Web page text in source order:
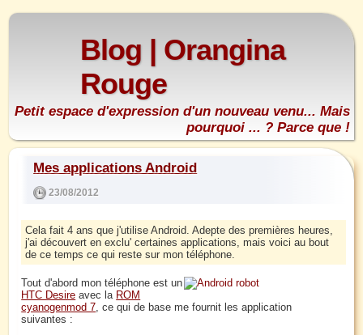
Blog | Orangina
Rouge
Petit espace d'expression d'un nouveau venu... Mais
pourquoi ... ? Parce que !
Mes applications Android
23/08/2012
Cela fait 4 ans que j'utilise Android. Adepte des premières heures,
j'ai découvert en exclu' certaines applications, mais voici au bout
de ce temps ce qui reste sur mon téléphone.
Tout d'abord mon téléphone est un
HTC Desire avec la ROM
cyanogenmod 7, ce qui de base me fournit les application
suivantes :